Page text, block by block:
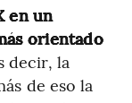
en un
orientado
decir, la
de eso la